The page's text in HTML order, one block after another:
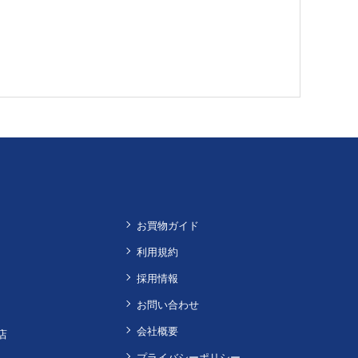
お買物ガイド
利用規約
採用情報
お問い合わせ
会社概要